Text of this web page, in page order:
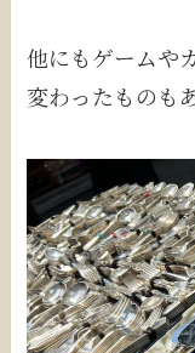
他にもゲームや
変わったものも